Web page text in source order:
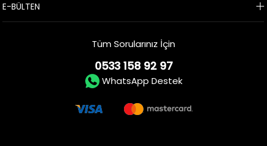
E-BÜLTEN
Tüm Sorularınız İçin
0533 158 92 97
WhatsApp Destek